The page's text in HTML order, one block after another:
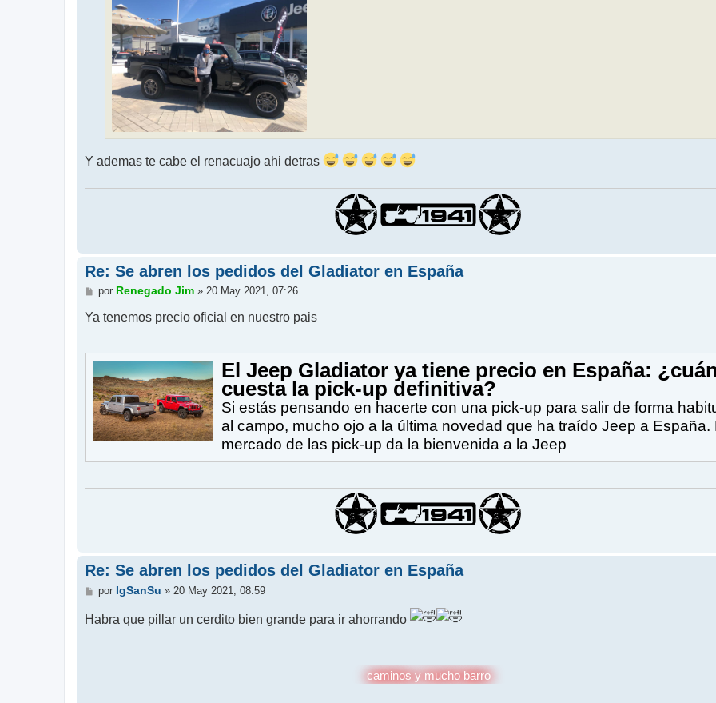
Y ademas te cabe el renacuajo ahi detras
Re: Se abren los pedidos del Gladiator en España
M
n
j
e
por Renegado Jim» 20 May 2021, 07:26
Ya tenemos precio oficial en nuestro pais
El Jeep Gladiator ya tiene precio en España:
cuesta la pick-up definitiva?
Si estás pensando en hacerte con una pick-up para salir de forma
al campo, mucho ojo a la última novedad que ha traído Jeep a España.
mercado de las pick-up da la bienvenida a la Jeep
Re: Se abren los pedidos del Gladiator en España
M
n
s
e
por IgSanSu » 20 May 2021, 08:59
Habra que pillar un cerdito bien grande para ir ahorrando
caminos y mucho barro